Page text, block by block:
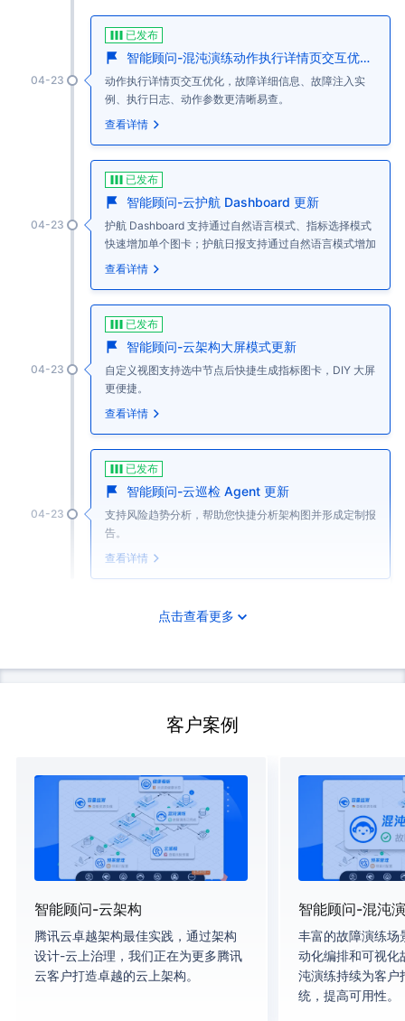
04-23
已发布
智能顾问-混沌演练动作执行详情页交互优化，故障动作更新
动作执行详情页交互优化，故障详细信息、故障注入实
例、执行日志、动作参数更清晰易查。
查看详情
04-23
已发布
智能顾问-云护航 Dashboard 更新
护航 Dashboard 支持通过自然语言模式、指标选择模式
快速增加单个图卡；护航日报支持通过自然语言模式增加
ChatBI 图卡。
查看详情
04-23
已发布
智能顾问-云架构大屏模式更新
自定义视图支持选中节点后快捷生成指标图卡，DIY 大屏
更便捷。
查看详情
04-23
已发布
智能顾问-云巡检 Agent 更新
支持风险趋势分析，帮助您快捷分析架构图并形成定制报
告。
查看详情
点击查看更多
客户案例
智能顾问-云架构
腾讯云卓越架构最佳实践，通过架构
设计-云上治理，我们正在为更多腾讯
云客户打造卓越的云上架构。
智能顾问-混沌
丰富的故障演练场
动化编排和可视化
沌演练持续为客户
统，提高可用性。